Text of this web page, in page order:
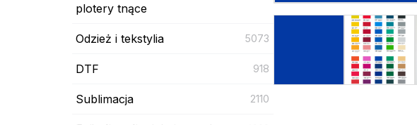
plotery tnące
Odzież i tekstylia 5073
DTF 918
Sublimacja 2110